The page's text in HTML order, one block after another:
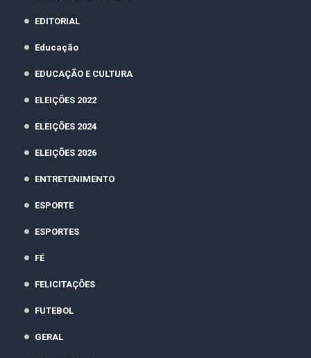
EDITORIAL
Educação
EDUCAÇÃO E CULTURA
ELEIÇÕES 2022
ELEIÇÕES 2024
ELEIÇÕES 2026
ENTRETENIMENTO
ESPORTE
ESPORTES
FÉ
FELICITAÇÕES
FUTEBOL
GERAL